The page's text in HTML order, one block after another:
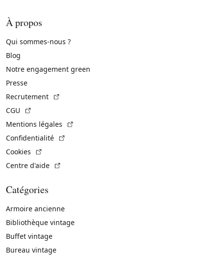
À propos
Qui sommes-nous ?
Blog
Notre engagement green
Presse
Recrutement
CGU
Mentions légales
Confidentialité
Cookies
Centre d'aide
Catégories
Armoire ancienne
Bibliothèque vintage
Buffet vintage
Bureau vintage